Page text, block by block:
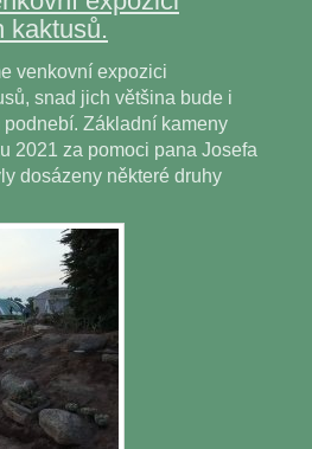
kaktusů.
venkovní expozici
snad jich většina bude i
Základní kameny
2021 za pomoci pana Josefa
dosázeny některé druhy